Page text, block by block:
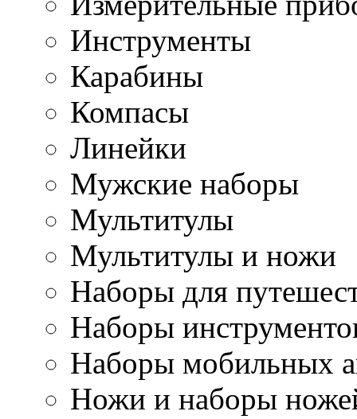
Инструменты
Карабины
Компасы
Линейки
Мужские наборы
Мультитулы
Мультитулы и ножи
Наборы для
Наборы
Наборы мобильных
Ножи и наборы